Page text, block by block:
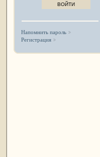
Напомнить пароль
Регистрация